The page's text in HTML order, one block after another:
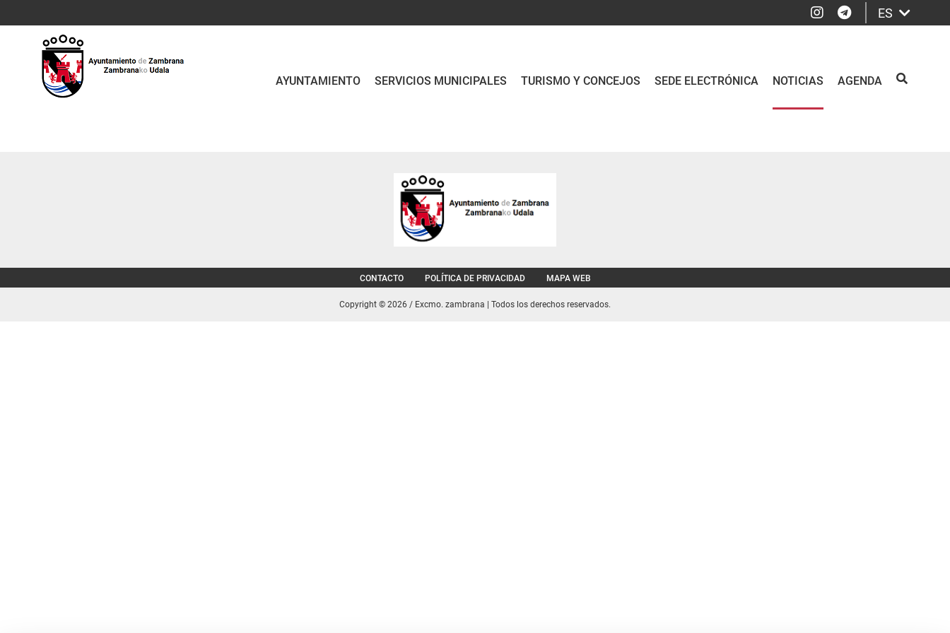
Instagram
Telegram
ES
AYUNTAMIENTO SERVICIOS MUNICIPALES TURISMO Y CONCEJOS SEDE ELECTRÓNICA NOTICIAS AGENDA BUSCAR
CONTACTO POLÍTICA DE PRIVACIDAD MAPA WEB
Copyright © 2026 / Excmo. zambrana | Todos los derechos reservados.